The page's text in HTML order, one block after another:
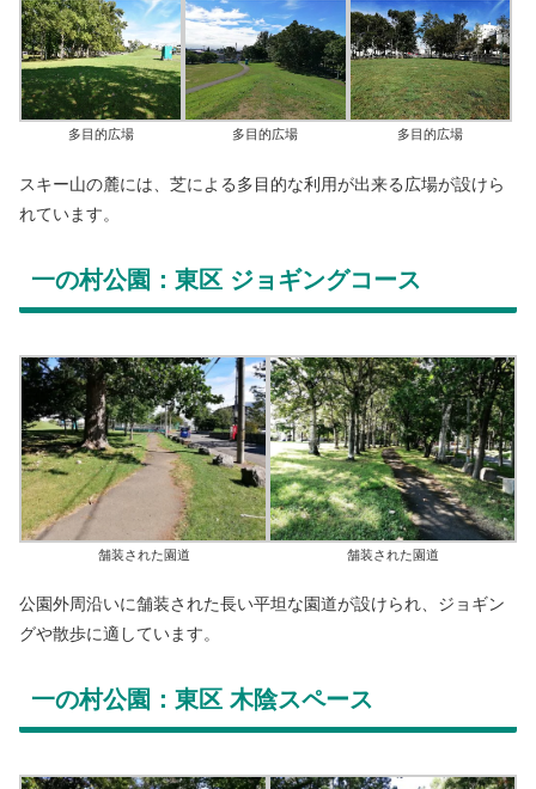
多目的広場 多目的広場 多目的広場
スキー山の麓には、芝による多目的な利用が出来る広場が設けら
れています。
一の村公園：東区 ジョギングコース
舗装された園道 舗装された園道
公園外周沿いに舗装された長い平坦な園道が設けられ、ジョギン
グや散歩に適しています。
一の村公園：東区 木陰スペース